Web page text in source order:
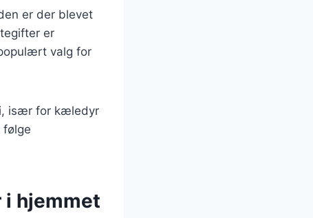
er der blevet
er
valg for
især for kæledyr
følge
hjemmet